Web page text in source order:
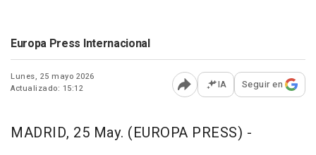
Europa Press Internacional
Lunes, 25 mayo 2026
Actualizado: 15:12
Abrir opciones para
IA Seguir en
MADRID, 25 May. (EUROPA PRESS) -